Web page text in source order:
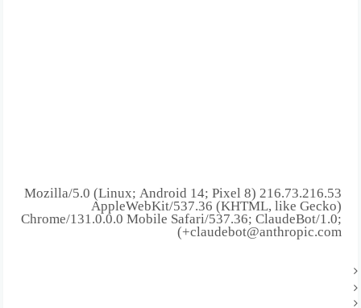
216.73.216.53 Mozilla/5.0 (Linux; Android 14; Pixel 8)
AppleWebKit/537.36 (KHTML, like Gecko)
Chrome/131.0.0.0 Mobile Safari/537.36; ClaudeBot/1.0;
+claudebot@anthropic.com)